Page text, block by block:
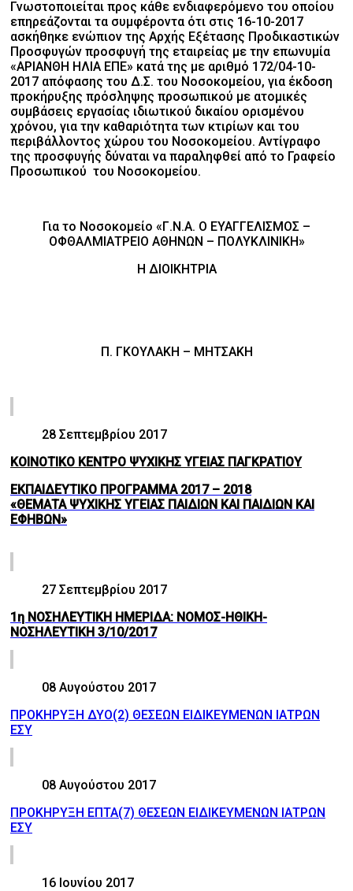
Γνωστοποιείται προς κάθε ενδιαφερόμενο του οποίου
επηρεάζονται τα συμφέροντα ότι στις 16-10-2017
ασκήθηκε ενώπιον της Αρχής Εξέτασης Προδικαστικών
Προσφυγών προσφυγή της εταιρείας με την επωνυμία
«ΑΡΙΑΝΘΗ ΗΛΙΑ ΕΠΕ» κατά της με αριθμό 172/04-10-
2017 απόφασης του Δ.Σ. του Νοσοκομείου, για έκδοση
προκήρυξης πρόσληψης προσωπικού με ατομικές
συμβάσεις εργασίας ιδιωτικού δικαίου ορισμένου
χρόνου, για την καθαριότητα των κτιρίων και του
περιβάλλοντος χώρου του Νοσοκομείου. Αντίγραφο
της προσφυγής δύναται να παραληφθεί από το Γραφείο
Προσωπικού του Νοσοκομείου.
Για το Νοσοκομείο «Γ.Ν.Α. Ο ΕΥΑΓΓΕΛΙΣΜΟΣ –
ΟΦΘΑΛΜΙΑΤΡΕΙΟ ΑΘΗΝΩΝ – ΠΟΛΥΚΛΙΝΙΚΗ»
Η ΔΙΟΙΚΗΤΡΙΑ
Π. ΓΚΟΥΛΑΚΗ – ΜΗΤΣΑΚΗ
28 Σεπτεμβρίου 2017
ΚΟΙΝΟΤΙΚΟ ΚΕΝΤΡΟ ΨΥΧΙΚΗΣ ΥΓΕΙΑΣ ΠΑΓΚΡΑΤΙΟΥ
ΕΚΠΑΙΔΕΥΤΙΚΟ ΠΡΟΓΡΑΜΜΑ 2017 – 2018
«ΘΕΜΑΤΑ ΨΥΧΙΚΗΣ ΥΓΕΙΑΣ ΠΑΙΔΙΩΝ ΚΑΙ ΠΑΙΔΙΩΝ ΚΑΙ
ΕΦΗΒΩΝ»
27 Σεπτεμβρίου 2017
1η ΝΟΣΗΛΕΥΤΙΚΗ ΗΜΕΡΙΔΑ: ΝΟΜΟΣ-ΗΘΙΚΗ-
ΝΟΣΗΛΕΥΤΙΚΗ 3/10/2017
08 Αυγούστου 2017
ΠΡΟΚΗΡΥΞΗ ΔΥΟ(2) ΘΕΣΕΩΝ ΕΙΔΙΚΕΥΜΕΝΩΝ ΙΑΤΡΩΝ
ΕΣΥ
08 Αυγούστου 2017
ΠΡΟΚΗΡΥΞΗ ΕΠΤΑ(7) ΘΕΣΕΩΝ ΕΙΔΙΚΕΥΜΕΝΩΝ ΙΑΤΡΩΝ
ΕΣΥ
16 Ιουνίου 2017